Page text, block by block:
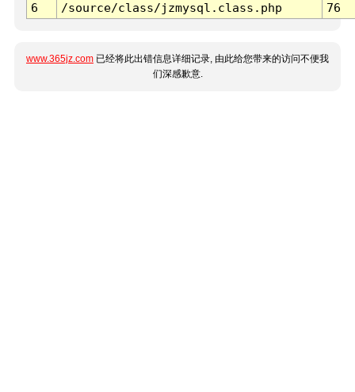
6
/source/class/jzmysql.class.php 76
www.365jz.com 已经将此出错信息详细记录, 由此给您带来的访问不便我
们深感歉意.